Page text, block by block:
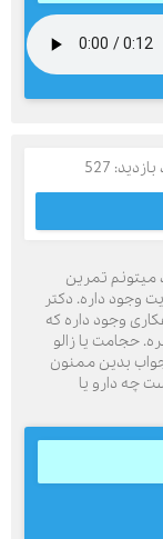
527
میتونم تمرین
وجود داره. دکتر
وجود داره که
حجامت یا زالو
بدین ممنون
چه دارو یا